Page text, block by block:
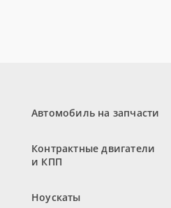
Автомобиль на запчасти
Контрактные двигатели
и КПП
Ноускаты